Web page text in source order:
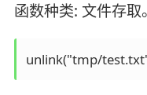
函数种类: 文件存取
unlink("tmp/